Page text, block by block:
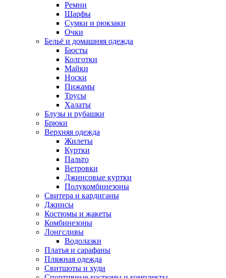
Ремни
Шарфы
Сумки и рюкзаки
Очки
Бельё и домашняя одежда
Бюсты
Колготки
Майки
Носки
Пижамы
Трусы
Халаты
Блузы и рубашки
Брюки
Верхняя одежда
Жилеты
Куртки
Пальто
Ветровки
Джинсовые куртки
Полукомбинезоны
Свитера и кардиганы
Джинсы
Костюмы и жакеты
Комбинезоны
Лонгсливы
Водолазки
Платья и сарафаны
Пляжная одежда
Свитшоты и худи